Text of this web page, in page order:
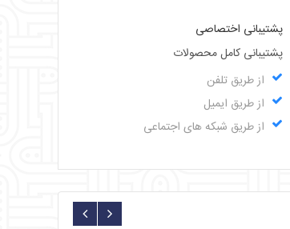
پشتیبانی اختصاصی
پشتیبانی کامل محصولات
از طریق تلفن
از طریق ایمیل
از طریق شبکه های اجتماعی